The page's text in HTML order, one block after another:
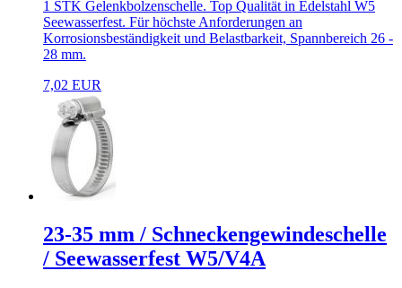
1 STK Gelenkbolzenschelle. Top Qualität in Edelstahl W5
Seewasserfest. Für höchste Anforderungen an
Korrosionsbeständigkeit und Belastbarkeit, Spannbereich 26 -
28 mm.
7,02 EUR
23-35 mm / Schneckengewindeschelle
/ Seewasserfest W5/V4A